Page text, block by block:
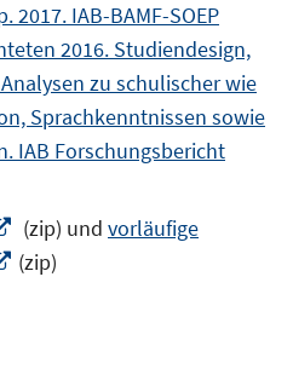
2017. IAB-BAMF-SOEP
2016. Studiendesign,
zu schulischer wie
Sprachkenntnissen sowie
IAB Forschungsbericht
In
neuem
Fenster
(zip) und vorläufige
In
(zip)